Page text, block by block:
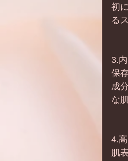
初
る
3.
保
成
な
4.
肌